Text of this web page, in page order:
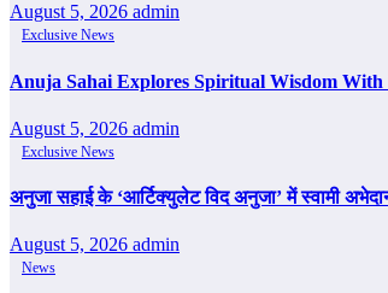
August 5, 2026 admin
Exclusive News
Anuja Sahai Explores Spiritual Wisdom
August 5, 2026 admin
Exclusive News
अनुजा सहाई के ‘आर्टिक्युलेट विद अनुजा’ में स्वामी
August 5, 2026 admin
News